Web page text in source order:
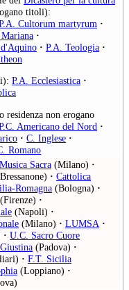
titoli):
Cultorum martyrum ·
·
d'Aquino · P.A. Teologia ·
P.A. Ecclesiastica ·
residenza non erogano
Americano del Nord ·
· C. Inglese ·
Romano
Sacra (Milano) ·
· Cattolica
Romagna (Bologna) ·
(Firenze) ·
(Napoli) ·
(Milano) · LUMSA ·
· U.C. Sacro Cuore
(Padova) ·
· F.T. Sicilia
(Loppiano) ·